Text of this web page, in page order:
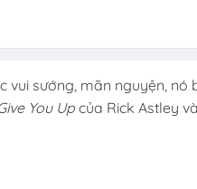
vui sướng, mãn nguyện,
You Upcủa Rick Astley